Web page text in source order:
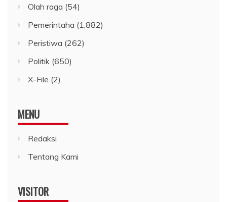
Olah raga (54)
Pemerintaha (1,882)
Peristiwa (262)
Politik (650)
X-File (2)
MENU
Redaksi
Tentang Kami
VISITOR